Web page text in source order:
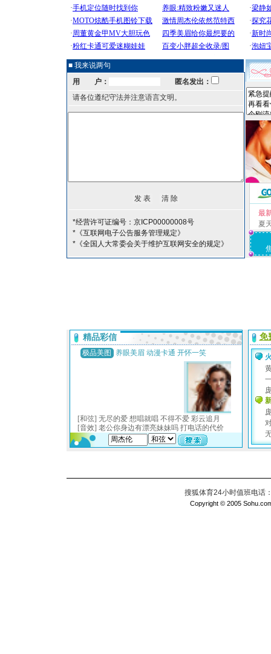
■ 我来说两句
用 户：
匿名发出：
请各位遵纪守法并注意语言文明。
*经营许可证编号：京ICP00000008号
*《互联网电子公告服务管理规定》
*《全国人大常委会关于维护互联网安全的规定》
最
夏
搜狐体育24小时值班电话
Copyright © 2005